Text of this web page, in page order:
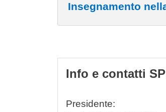
Insegnamento
Info e contatti
Presidente: